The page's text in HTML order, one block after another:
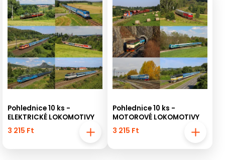
Legdrágább
Legnépszerűbb
termékek
ABC szerint
Pohlednice 10 ks -
ELEKTRICKÉ LOKOMOTIVY
3 215 Ft
Pohlednice 10 ks -
MOTOROVÉ LOKOMOTIVY
3 215 Ft